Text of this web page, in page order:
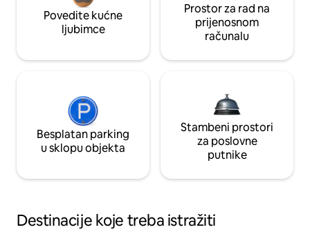
Povedite kućne
ljubimce
Prostor za rad na
prijenosnom
računalu
Besplatan parking
u sklopu objekta
Stambeni prostori
za poslovne
putnike
Destinacije koje treba istražiti